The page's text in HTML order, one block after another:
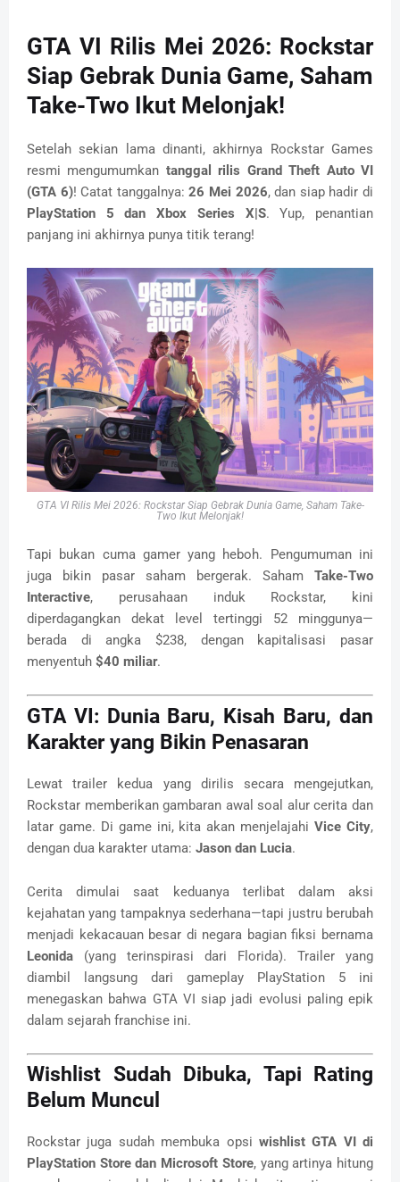
GTA VI Rilis Mei 2026: Rockstar
Siap Gebrak Dunia Game, Saham
Take-Two Ikut Melonjak!
Setelah sekian lama dinanti, akhirnya Rockstar Games
resmi mengumumkan tanggal rilis Grand Theft Auto VI
(GTA 6)! Catat tanggalnya:26 Mei 2026, dan siap hadir di
PlayStation 5 dan Xbox Series X|S. Yup, penantian
panjang ini akhirnya punya titik terang!
GTA VI Rilis Mei 2026: Rockstar Siap Gebrak Dunia Game, Saham Take-
Two Ikut Melonjak!
Tapi bukan cuma gamer yang heboh. Pengumuman ini
juga bikin pasar saham bergerak. Saham Take-Two
Interactive, perusahaan induk Rockstar, kini
diperdagangkan dekat level tertinggi 52 minggunya—
berada di angka $238, dengan kapitalisasi pasar
menyentuh $40 miliar.
GTA VI: Dunia Baru, Kisah Baru, dan
Karakter yang Bikin Penasaran
Lewat trailer kedua yang dirilis secara mengejutkan,
Rockstar memberikan gambaran awal soal alur cerita dan
latar game. Di game ini, kita akan menjelajahiVice City,
dengan dua karakter utama: Jason dan Lucia.
Cerita dimulai saat keduanya terlibat dalam aksi
kejahatan yang tampaknya sederhana—tapi justru berubah
menjadi kekacauan besar di negara bagian fiksi bernama
Leonida (yang terinspirasi dari Florida). Trailer yang
diambil langsung dari gameplay PlayStation 5 ini
menegaskan bahwa GTA VI siap jadi evolusi paling epik
dalam sejarah franchise ini.
Wishlist Sudah Dibuka, Tapi Rating
Belum Muncul
Rockstar juga sudah membuka opsi wishlist GTA VI di
PlayStation Store dan Microsoft Store, yang artinya hitung